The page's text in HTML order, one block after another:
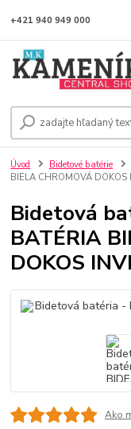
+421 940 949 000
Úvod Bidetové batérie
BIELA CHROMOVÁ DOKOS
Bidetová
BATÉRIA
DOKOS
Ako